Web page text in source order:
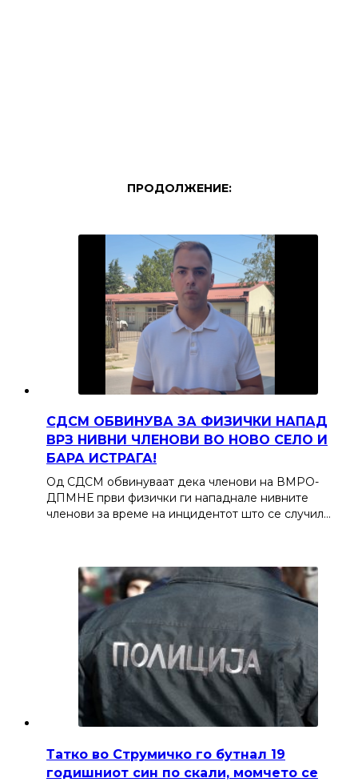
ПРОДОЛЖЕНИЕ:
СДСМ ОБВИНУВА ЗА ФИЗИЧКИ НАПАД
ВРЗ НИВНИ ЧЛЕНОВИ ВО НОВО СЕЛО И
БАРА ИСТРАГА!
Од СДСМ обвинуваат дека членови на ВМРО-
ДПМНЕ први физички ги нападнале нивните
членови за време на инцидентот што се случил…
Татко во Струмичко го бутнал 19
годишниот син по скали, момчето се